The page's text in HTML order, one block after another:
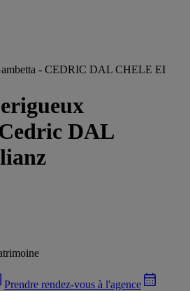
- CEDRIC DAL CHELE EI
DAL
Prendre rendez-vous à l'agence